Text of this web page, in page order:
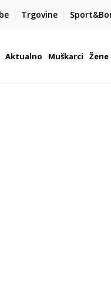
TrgovineBOX NOW
€
| Više od 800
Aktualno Muškarci Žene